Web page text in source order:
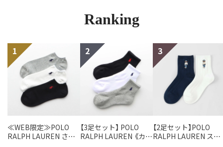
Ranking
≪WEB限定≫POLO
RALPH LAUREN さら
【3足セット】 POLO
RALPH LAUREN 《カラ
【2足セット】POLO
RALPH LAUREN スタ